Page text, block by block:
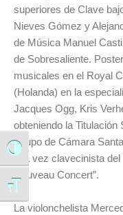
Alternar alto contraste
Alternar tamaño de letra
superiores de Clave
Nieves Gómez y
de Música Manuel
de Sobresaliente.
musicales en el Royal
(Holanda) en la
Jacques Ogg, Kris
obteniendo la Titulación
Grupo de Cámara
a la vez clavecinista del
Nouveau Concert”.
La violonchelista